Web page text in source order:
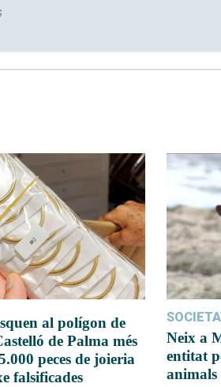
al polígon de
de Palma més
peces de joieria
falsificades
Neix a
entitat
animals